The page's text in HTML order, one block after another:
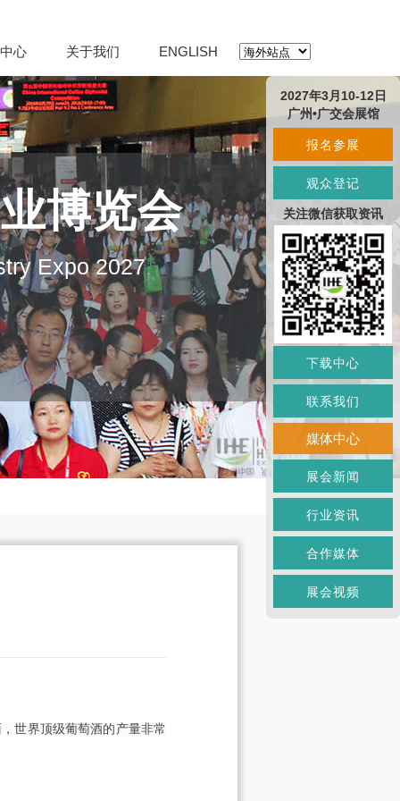
心 关于我们 ENGLISH
博览会
Expo 2027
世界顶级葡萄酒的产量非常
2027年3月10-12日
广州•广交会展馆
报名参展
观众登记
关注微信获取资讯
下载中心
联系我们
媒体中心
展会新闻
行业资讯
合作媒体
展会视频